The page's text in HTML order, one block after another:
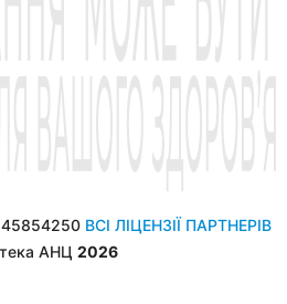
ВСІ ЛІЦЕНЗІЇ ПАРТНЕРІВ
АНЦ 2026